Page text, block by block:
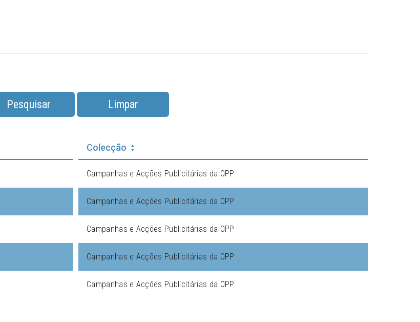
Pesquisar Limpar
Colecção
Campanhas e Acções Publicitárias da OPP
Campanhas e Acções Publicitárias da OPP
Campanhas e Acções Publicitárias da OPP
Campanhas e Acções Publicitárias da OPP
Campanhas e Acções Publicitárias da OPP